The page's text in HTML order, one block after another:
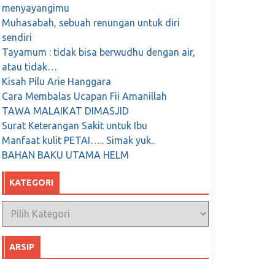
menyayangimu
Muhasabah, sebuah renungan untuk diri
sendiri
Tayamum : tidak bisa berwudhu dengan air,
atau tidak…
Kisah Pilu Arie Hanggara
Cara Membalas Ucapan Fii Amanillah
TAWA MALAIKAT DIMASJID
Surat Keterangan Sakit untuk Ibu
Manfaat kulit PETAI….. Simak yuk..
BAHAN BAKU UTAMA HELM
KATEGORI
Kategori
ARSIP